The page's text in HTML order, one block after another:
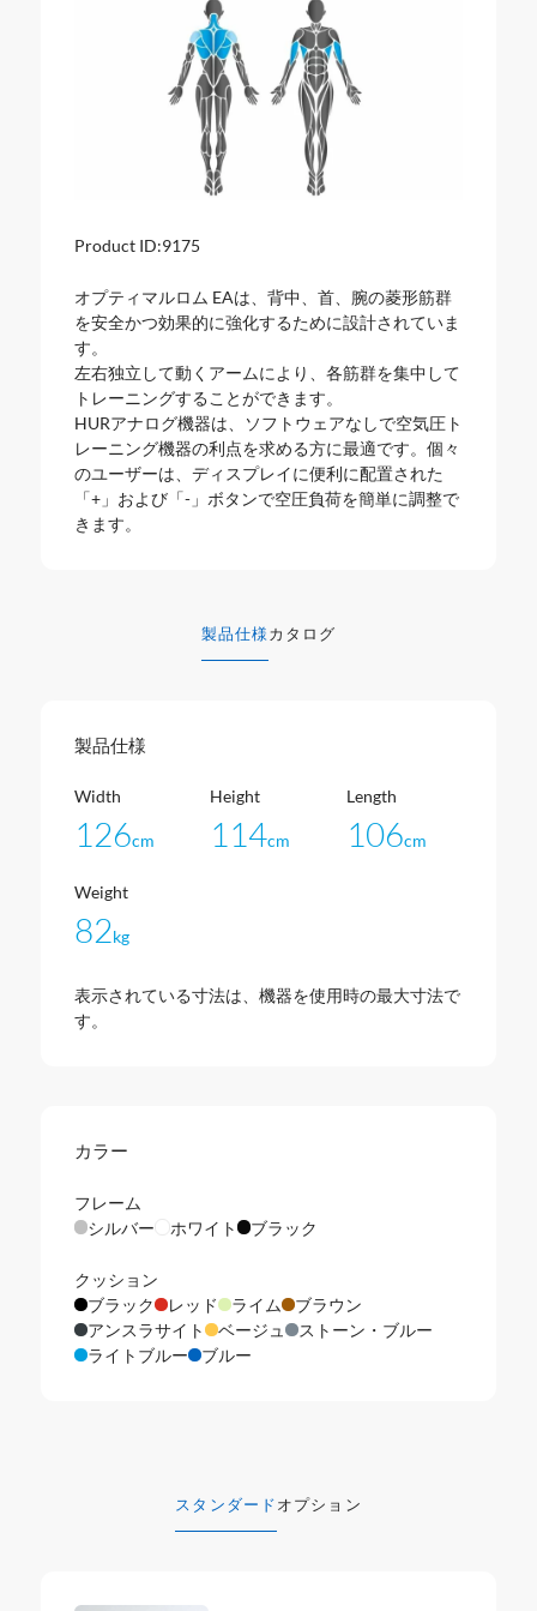
Product ID:9175
オプティマルロム EAは、背中、首、腕の菱形筋群
を安全かつ効果的に強化するために設計されていま
す。
左右独立して動くアームにより、各筋群を集中して
トレーニングすることができます。
HURアナログ機器は、ソフトウェアなしで空気圧ト
レーニング機器の利点を求める方に最適です。個々
のユーザーは、ディスプレイに便利に配置された
「+」および「-」ボタンで空圧負荷を簡単に調整で
きます。
製品仕様 カタログ
製品仕様
Width
126cm
Height
114cm
Length
106cm
Weight
82kg
表示されている寸法は、機器を使用時の最大寸法で
す。
カラー
フレーム
シルバー
ホワイト ブラック
クッション
ブラック
レッド ライム
ブラウン
アンスラサイト
ベージュ
ストーン・ブルー
ライトブルー
ブルー
スタンダード オプション